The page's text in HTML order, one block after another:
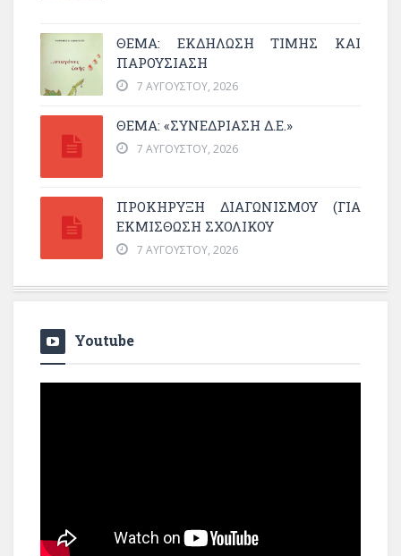
ΘΈΜΑ: ΕΚΔΉΛΩΣΗ ΤΙΜΉΣ ΚΑΙ
ΠΑΡΟΥΣΊΑΣΗ
7 ΑΥΓΟΎΣΤΟΥ, 2026
ΘΕΜΑ: «ΣΥΝΕΔΡΊΑΣΗ Δ.Ε.»
7 ΑΥΓΟΎΣΤΟΥ, 2026
ΠΡΟΚΗΡΥΞΗ ΔΙΑΓΩΝΙΣΜΟΥ (ΓΙΑ
ΕΚΜΊΣΘΩΣΗ ΣΧΟΛΙΚΟΎ
7 ΑΥΓΟΎΣΤΟΥ, 2026
Youtube